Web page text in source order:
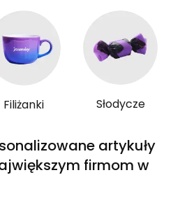
Filiżanki Słodycze
artykuły
firmom w